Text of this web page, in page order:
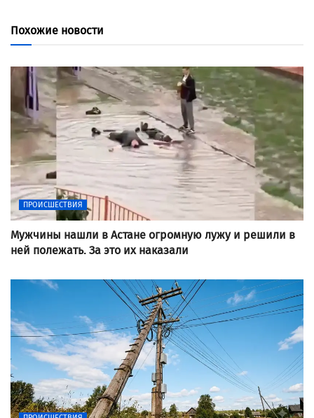
Похожие новости
ПРОИСШЕСТВИЯ
Мужчины нашли в Астане огромную лужу и решили в
ней полежать. За это их наказали